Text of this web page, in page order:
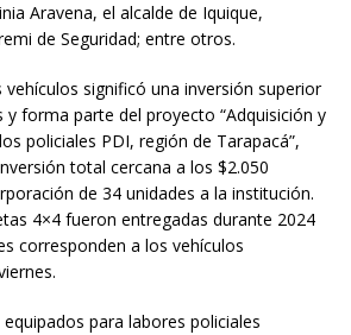
Aravena, el alcalde de Iquique,
de Seguridad; entre otros.
vehículos significó una inversión superior
y forma parte del proyecto “Adquisición y
policiales PDI, región de Tarapacá”,
total cercana a los $2.050
de 34 unidades a la institución.
4×4 fueron entregadas durante 2024
corresponden a los vehículos
para labores policiales